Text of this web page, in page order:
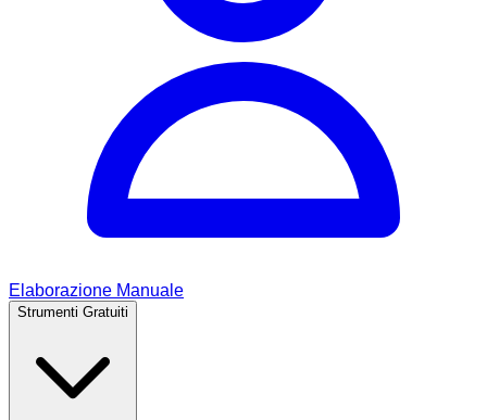
Elaborazione Manuale
Strumenti Gratuiti